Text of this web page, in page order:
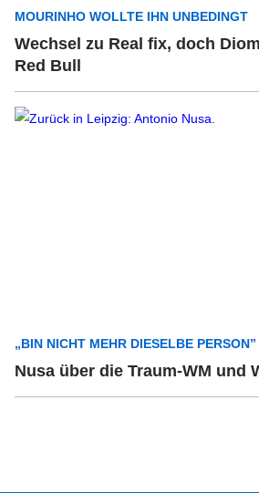
MOURINHO WOLLTE IHN UNBEDINGT
Wechsel zu Real fix, doch
Red Bull
„BIN NICHT MEHR DIESELBE PERSON”
Nusa über die Traum-WM und